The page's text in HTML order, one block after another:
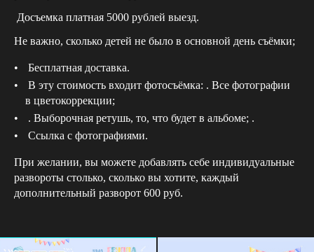
Досъемка платная 5000 рублей выезд.
Не важно, сколько детей не было в основной день съёмки;
Бесплатная доставка.
В эту стоимость входит фотосъёмка: . Все фотографии
в цветокоррекции;
. Выборочная ретушь, то, что будет в альбоме; .
Ссылка с фотографиями.
При желании, вы можете добавлять себе индивидуальные
развороты столько, сколько вы хотите, каждый
дополнительный разворот 600 руб.